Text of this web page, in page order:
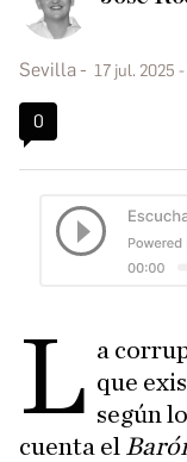
Sevilla 17 jul. 2025
0
L a
que
según
cuenta el